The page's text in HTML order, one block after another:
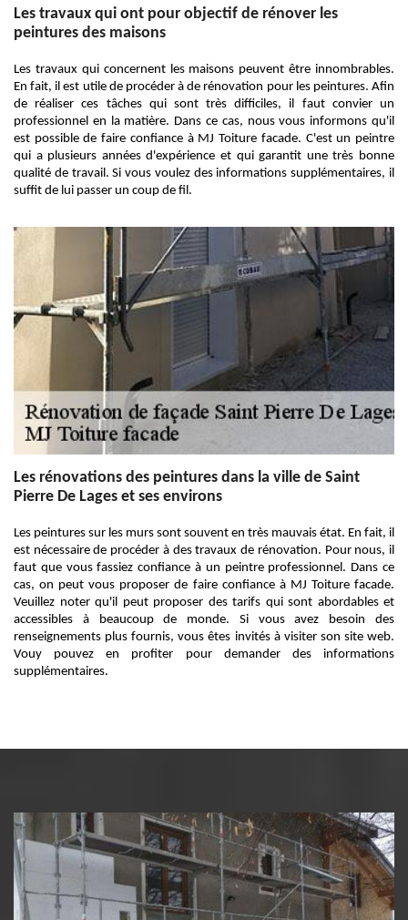
Les travaux qui ont pour objectif de rénover les
peintures des maisons
Les travaux qui concernent les maisons peuvent être innombrables.
En fait, il est utile de procéder à de rénovation pour les peintures. Afin
de réaliser ces tâches qui sont très difficiles, il faut convier un
professionnel en la matière. Dans ce cas, nous vous informons qu'il
est possible de faire confiance à MJ Toiture facade. C'est un peintre
qui a plusieurs années d'expérience et qui garantit une très bonne
qualité de travail. Si vous voulez des informations supplémentaires, il
suffit de lui passer un coup de fil.
Les rénovations des peintures dans la ville de Saint
Pierre De Lages et ses environs
Les peintures sur les murs sont souvent en très mauvais état. En fait, il
est nécessaire de procéder à des travaux de rénovation. Pour nous, il
faut que vous fassiez confiance à un peintre professionnel. Dans ce
cas, on peut vous proposer de faire confiance à MJ Toiture facade.
Veuillez noter qu'il peut proposer des tarifs qui sont abordables et
accessibles à beaucoup de monde. Si vous avez besoin des
renseignements plus fournis, vous êtes invités à visiter son site web.
Vouy pouvez en profiter pour demander des informations
supplémentaires.